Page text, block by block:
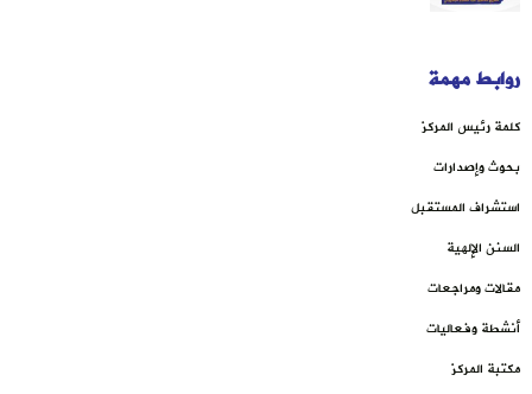
روابط مهمة
كلمة رئيس المركز
بحوث وإصدارات
استشراف المستقبل
السنن الإلهية
مقالات ومراجعات
أنشطة وفعاليات
مكتبة المركز